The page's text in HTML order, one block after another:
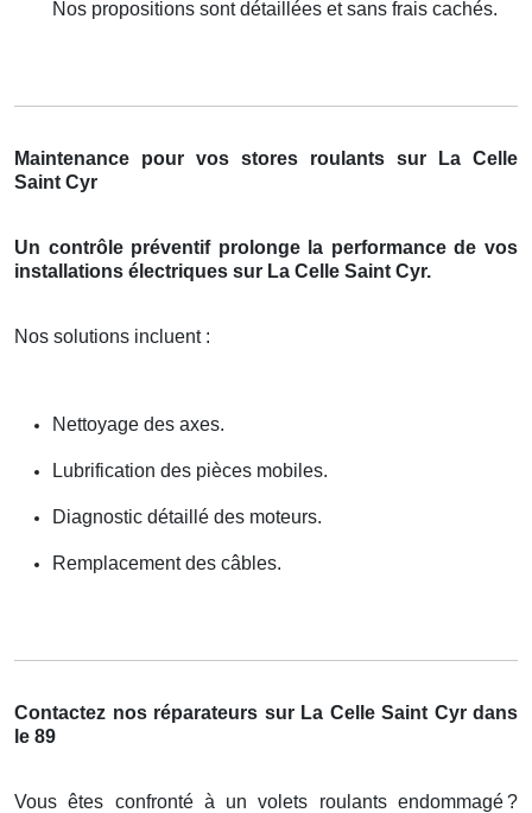
Nos propositions sont détaillées et sans frais cachés.
Maintenance pour vos stores roulants sur La Celle
Saint Cyr
Un contrôle préventif prolonge la performance de vos
installations électriques sur La Celle Saint Cyr.
Nos solutions incluent :
Nettoyage des axes.
Lubrification des pièces mobiles.
Diagnostic détaillé des moteurs.
Remplacement des câbles.
Contactez nos réparateurs sur La Celle Saint Cyr dans
le 89
Vous êtes confronté à un volets roulants endommagé?